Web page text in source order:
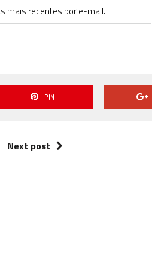
mais recentes por e-mail.
PIN
Next post